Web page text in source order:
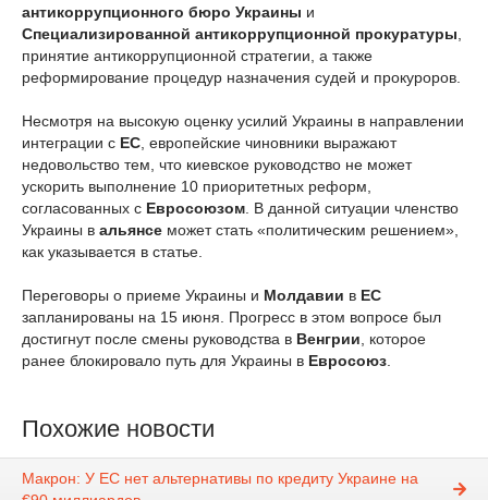
антикоррупционного бюро Украины и
Специализированной антикоррупционной прокуратуры
принятие антикоррупционной стратегии, а также
реформирование процедур назначения судей и прокуроров.
Несмотря на высокую оценку усилий Украины в направлении
интеграции с ЕС , европейские чиновники выражают
недовольство тем, что киевское руководство не может
ускорить выполнение 10 приоритетных реформ,
согласованных с Евросоюзом . В данной ситуации членство
Украины в альянсе может стать «политическим решением»,
как указывается в статье.
Переговоры о приеме Украины и Молдавии в ЕС
запланированы на 15 июня. Прогресс в этом вопросе был
достигнут после смены руководства в Венгрии , которое
ранее блокировало путь для Украины в Евросоюз
Похожие новости
Макрон: У ЕС нет альтернативы по кредиту Украине на